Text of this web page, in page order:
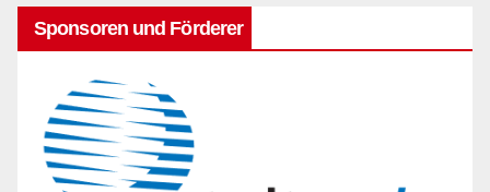
Sponsoren und Förderer